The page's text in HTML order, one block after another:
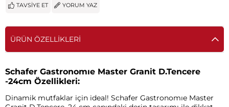
TAVSIYE ET YORUM YAZ
ÜRÜN ÖZELLIKLERI
Schafer Gastronomıe Master Granit D.Tencere
-24cm Özellikleri:
Dinamik mutfaklar için ideal! Schafer Gastronomıe Master